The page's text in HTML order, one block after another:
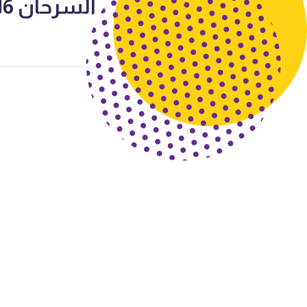
السرحان 2016-2017